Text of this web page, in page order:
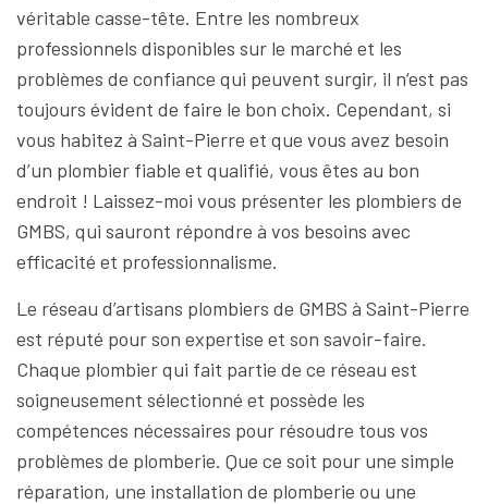
véritable casse-tête. Entre les nombreux
professionnels disponibles sur le marché et les
problèmes de confiance qui peuvent surgir, il n’est pas
toujours évident de faire le bon choix. Cependant, si
vous habitez à Saint-Pierre et que vous avez besoin
d’un plombier fiable et qualifié, vous êtes au bon
endroit ! Laissez-moi vous présenter les plombiers de
GMBS, qui sauront répondre à vos besoins avec
efficacité et professionnalisme.
Le réseau d’artisans plombiers de GMBS à Saint-Pierre
est réputé pour son expertise et son savoir-faire.
Chaque plombier qui fait partie de ce réseau est
soigneusement sélectionné et possède les
compétences nécessaires pour résoudre tous vos
problèmes de plomberie. Que ce soit pour une simple
réparation, une installation de plomberie ou une